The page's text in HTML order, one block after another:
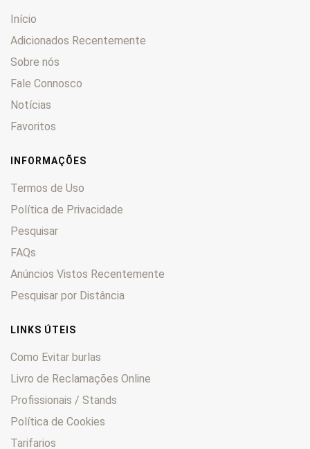
Início
Adicionados Recentemente
Sobre nós
Fale Connosco
Notícias
Favoritos
INFORMAÇÕES
Termos de Uso
Política de Privacidade
Pesquisar
FAQs
Anúncios Vistos Recentemente
Pesquisar por Distância
LINKS ÚTEIS
Como Evitar burlas
Livro de Reclamações Online
Profissionais / Stands
Política de Cookies
Tarifarios